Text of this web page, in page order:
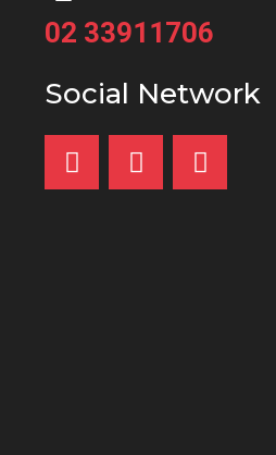
02 33911706
Social Network